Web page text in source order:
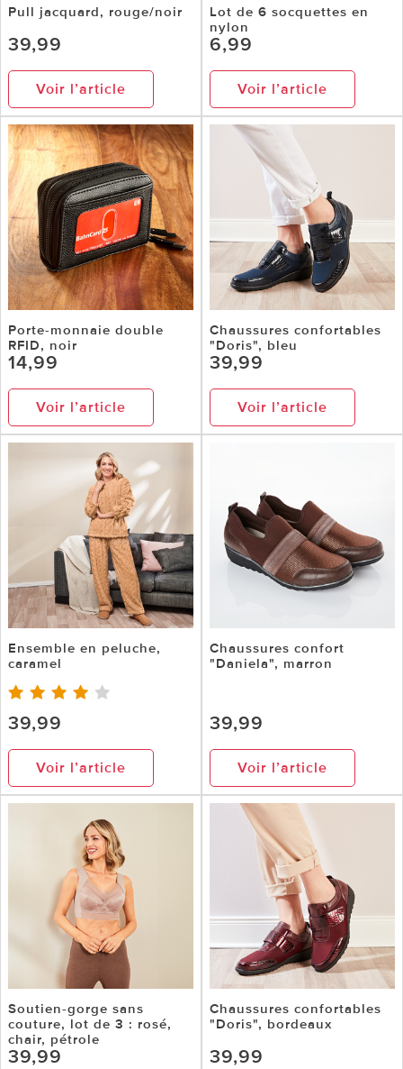
Pull jacquard, rouge/noir
39,99
Voir l’article
Lot de 6 socquettes en
nylon
6,99
Voir l’article
Porte-monnaie double
RFID, noir
14,99
Voir l’article
Chaussures confortables
"Doris", bleu
39,99
Voir l’article
Ensemble en peluche,
caramel
39,99
Voir l’article
Chaussures confort
"Daniela", marron
39,99
Voir l’article
Soutien-gorge sans
couture, lot de 3 : rosé,
chair, pétrole
39,99
Chaussures confortables
"Doris", bordeaux
39,99